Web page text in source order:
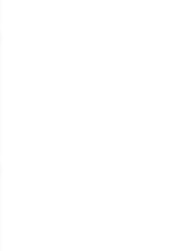
la favorite
la favorite